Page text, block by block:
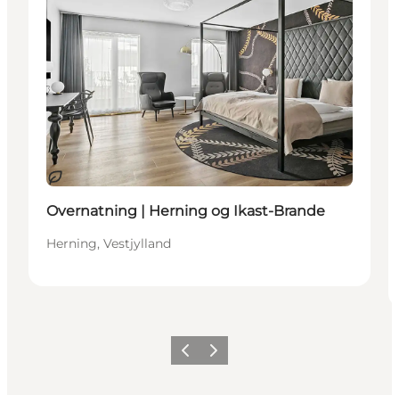
Bæredygtige oplevelser
Overnatning | Herning og Ikast-Brande
Herning, Vestjylland
Forrige billede
Næste billede